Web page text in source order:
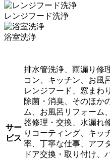
レンジフード洗浄
浴室洗浄
サー
ビス
排水管洗浄、雨漏り修
コン、キッチン、お風
レンジフード、窓まわ
除菌・消臭、そのほか
ム、お風呂リフォーム
器修理・交換、水漏れ
りコーティング、キッ
率、丁寧な仕事、アフ
ドア交換・取り付け、